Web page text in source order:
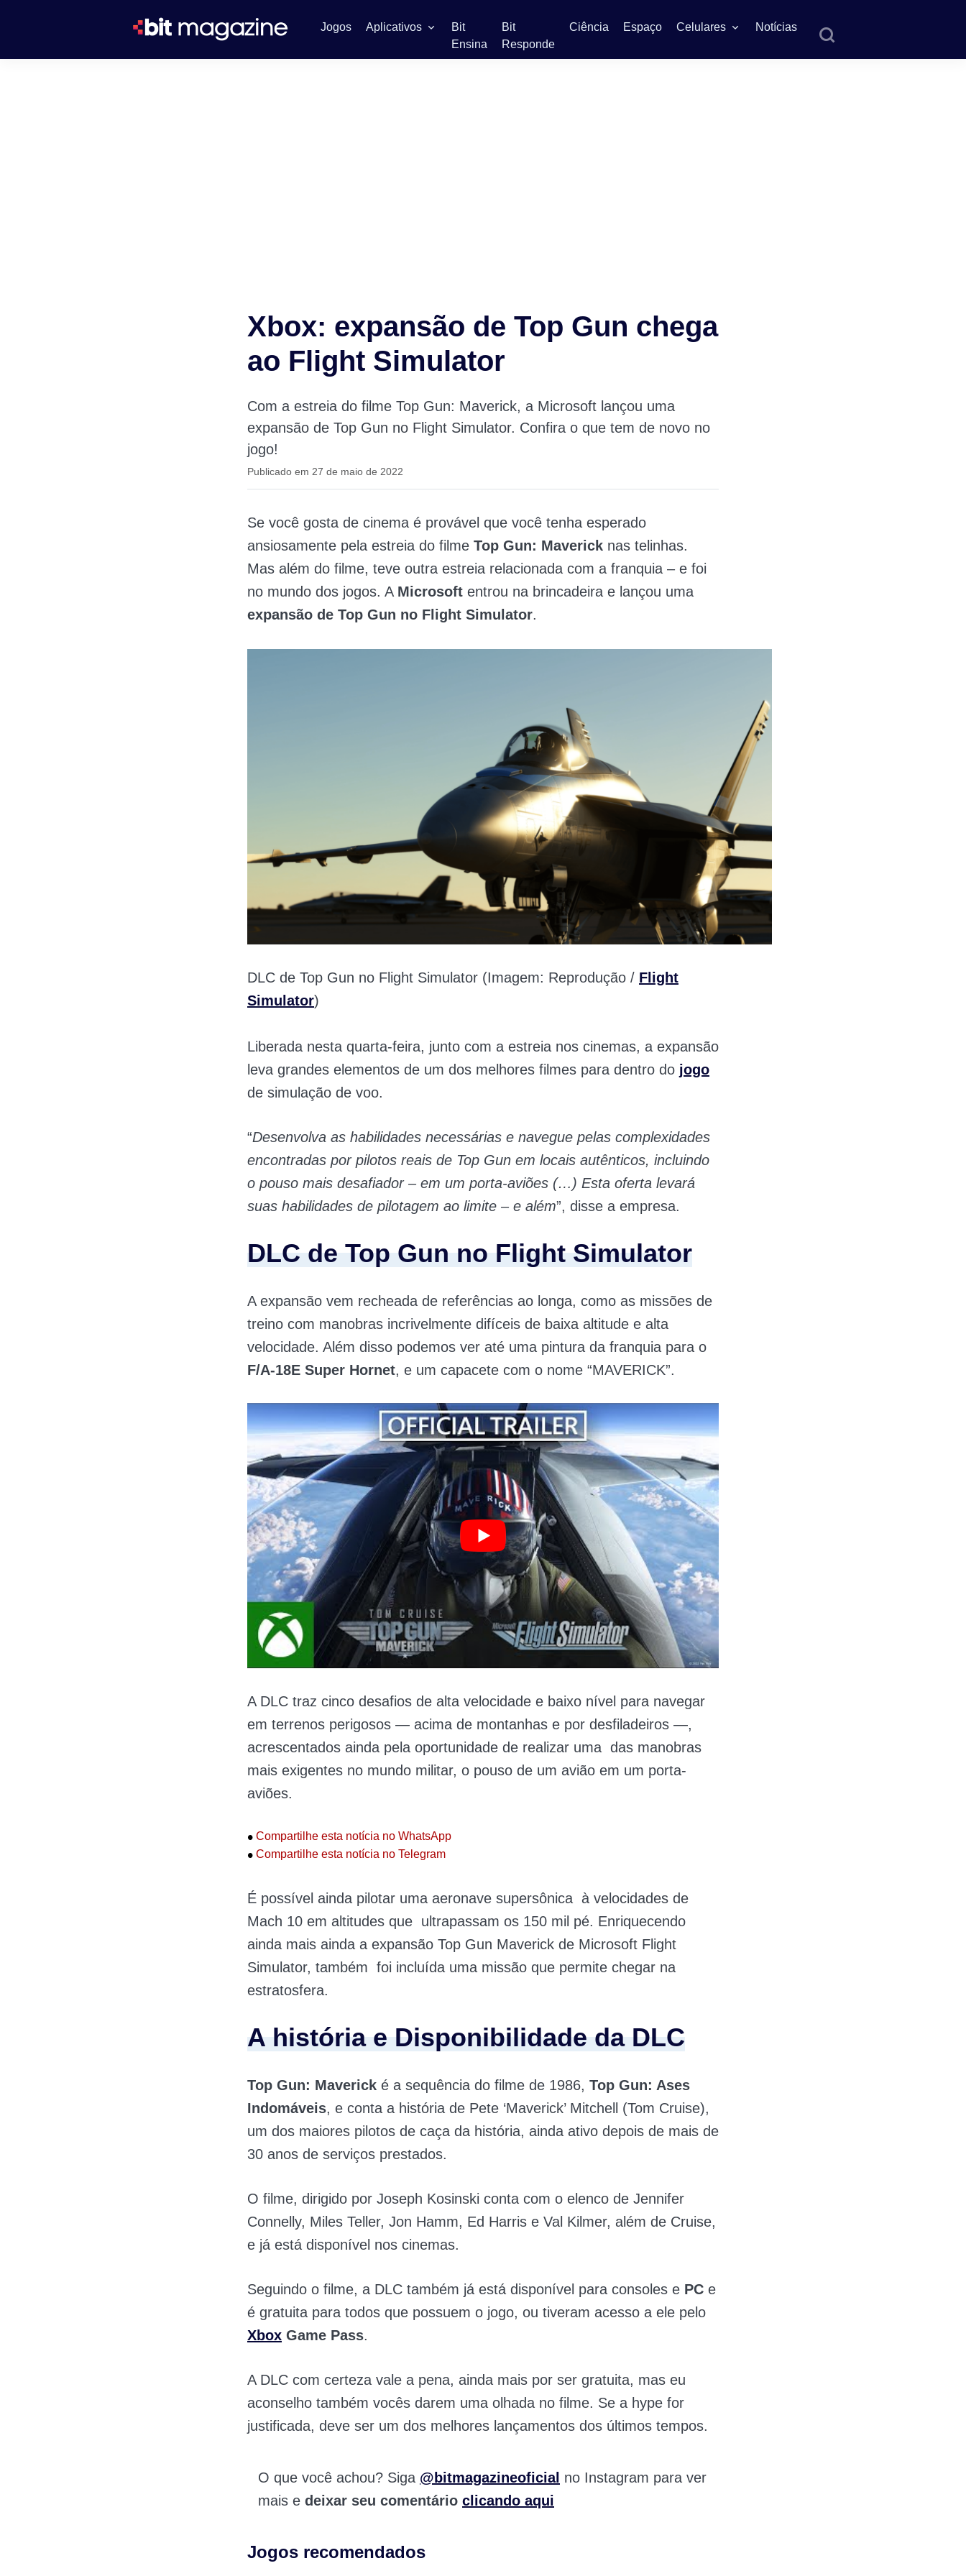
Jogos Aplicativos
Bit
Ensina
Bit
Responde
Ciência Espaço Celulares Notícias
Xbox: expansão de Top Gun chega
ao Flight Simulator
Com a estreia do filme Top Gun: Maverick, a Microsoft lançou uma
expansão de Top Gun no Flight Simulator. Confira o que tem de novo no
jogo!
Publicado em 27 de maio de 2022
Se você gosta de cinema é provável que você tenha esperado
ansiosamente pela estreia do filme Top Gun: Maverick nas telinhas.
Mas além do filme, teve outra estreia relacionada com a franquia – e foi
no mundo dos jogos. A Microsoft entrou na brincadeira e lançou uma
expansão de Top Gun no Flight Simulator.
DLC de Top Gun no Flight Simulator (Imagem: Reprodução / Flight
Simulator)
Liberada nesta quarta-feira, junto com a estreia nos cinemas, a expansão
leva grandes elementos de um dos melhores filmes para dentro do jogo
de simulação de voo.
“Desenvolva as habilidades necessárias e navegue pelas complexidades
encontradas por pilotos reais de Top Gun em locais autênticos, incluindo
o pouso mais desafiador – em um porta-aviões (…) Esta oferta levará
suas habilidades de pilotagem ao limite – e além”, disse a empresa.
DLC de Top Gun no Flight Simulator
A expansão vem recheada de referências ao longa, como as missões de
treino com manobras incrivelmente difíceis de baixa altitude e alta
velocidade. Além disso podemos ver até uma pintura da franquia para o
F/A-18E Super Hornet, e um capacete com o nome “MAVERICK”.
A DLC traz cinco desafios de alta velocidade e baixo nível para navegar
em terrenos perigosos — acima de montanhas e por desfiladeiros —,
acrescentados ainda pela oportunidade de realizar uma das manobras
mais exigentes no mundo militar, o pouso de um avião em um porta-
aviões.
• Compartilhe esta notícia no WhatsApp
• Compartilhe esta notícia no Telegram
É possível ainda pilotar uma aeronave supersônica à velocidades de
Mach 10 em altitudes que ultrapassam os 150 mil pé. Enriquecendo
ainda mais ainda a expansão Top Gun Maverick de Microsoft Flight
Simulator, também foi incluída uma missão que permite chegar na
estratosfera.
A história e Disponibilidade da DLC
Top Gun: Maverick é a sequência do filme de 1986, Top Gun: Ases
Indomáveis, e conta a história de Pete ‘Maverick’ Mitchell (Tom Cruise),
um dos maiores pilotos de caça da história, ainda ativo depois de mais de
30 anos de serviços prestados.
O filme, dirigido por Joseph Kosinski conta com o elenco de Jennifer
Connelly, Miles Teller, Jon Hamm, Ed Harris e Val Kilmer, além de Cruise,
e já está disponível nos cinemas.
Seguindo o filme, a DLC também já está disponível para consoles e PC e
é gratuita para todos que possuem o jogo, ou tiveram acesso a ele pelo
Xbox Game Pass.
A DLC com certeza vale a pena, ainda mais por ser gratuita, mas eu
aconselho também vocês darem uma olhada no filme. Se a hype for
justificada, deve ser um dos melhores lançamentos dos últimos tempos.
O que você achou? Siga @bitmagazineoficial no Instagram para ver
mais e deixar seu comentário clicando aqui
Jogos recomendados